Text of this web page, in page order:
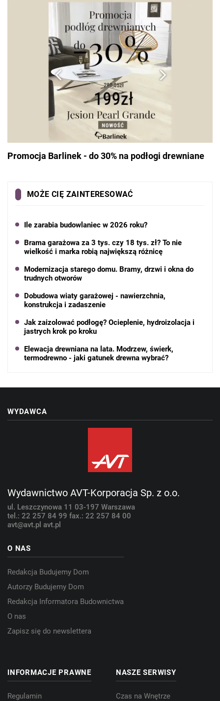
Promocja Barlinek - do 30% na podłogi drewniane
MOŻE CIĘ ZAINTERESOWAĆ
Ile zarabia budowlaniec w 2026 roku?
Brama garażowa za 3 tys. czy 18 tys. zł? To nie
wielkość i marka robią największą różnicę
Modernizacja starego domu. Bramy, drzwi i okna do
trudnych otworów
Dobudowa wiaty garażowej - nawierzchnia,
konstrukcja i zadaszenie
Jak zaizolować podłogę? Ocieplenie, hydroizolacja i
jastrych krok po kroku
Elewacja drewniana na lata. Modrzew, świerk,
termodrewno - jaki gatunek drewna wybrać?
WYDAWCA
Wydawnictwo AVT-Korporacja Sp. z o.o.
ul. Leszczynowa 11 03-197 Warszawa
tel.: 22 257 84 99 fax.: 22 257 84 00
avt@avt.pl avt.pl
O NAS
Redakcja Budujemy Dom
Autorzy Budujemy Dom
Redakcja Informatora Budownictwa
O nas
Zapisz się do newslettera
INFORMACJE PRAWNE
Regulamin
NASZE SERWISY
Czas na Wnętrze